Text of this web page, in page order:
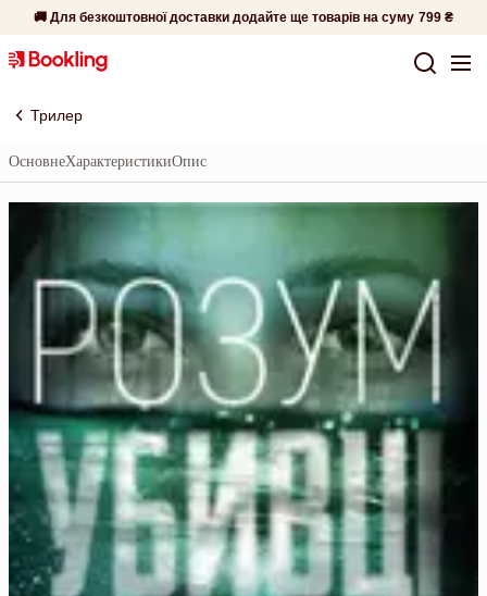
🚚 Для безкоштовної доставки додайте ще товарів на суму 799 ₴
Трилер
ОсновнеХарактеристикиОпис